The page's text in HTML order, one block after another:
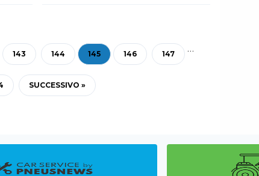
143 144 145 146 147
…
SUCCESSIVO »